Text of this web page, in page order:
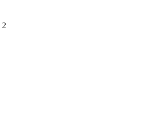
2